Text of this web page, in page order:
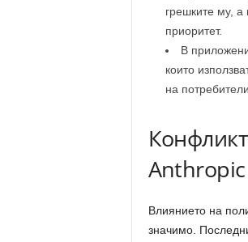
грешките му,
приоритет.
В
които
на
Влиянието на
значимо.